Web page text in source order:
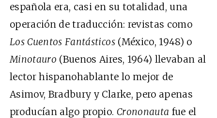
española era, casi en su totalidad, una
operación de traducción: revistas como
Los Cuentos Fantásticos(México, 1948) o
Minotauro (Buenos Aires, 1964) llevaban al
lector hispanohablante lo mejor de
Asimov, Bradbury y Clarke, pero apenas
producían algo propio. Crononauta fue el